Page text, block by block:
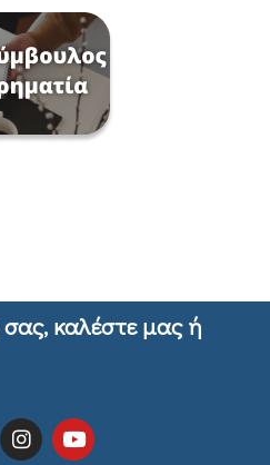
καλέστε μας ή